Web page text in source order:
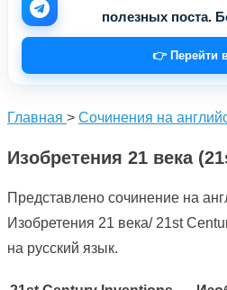
полезных поста.
👉 Перейти
Главная > Сочинения на
Изобретения 21 века
Представлено сочинение на
Изобретения 21 века/ 21st
на русский язык.